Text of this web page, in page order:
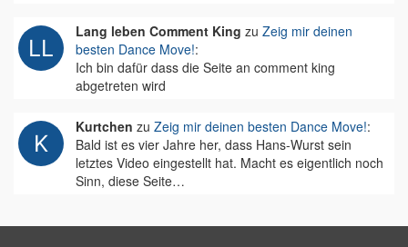
Lang leben Comment King zu Zeig mir deinen
besten Dance Move!:
Ich bin dafür dass die Seite an comment king
abgetreten wird
Kurtchen zu Zeig mir deinen besten Dance Move!:
Bald ist es vier Jahre her, dass Hans-Wurst sein
letztes Video eingestellt hat. Macht es eigentlich noch
Sinn, diese Seite…